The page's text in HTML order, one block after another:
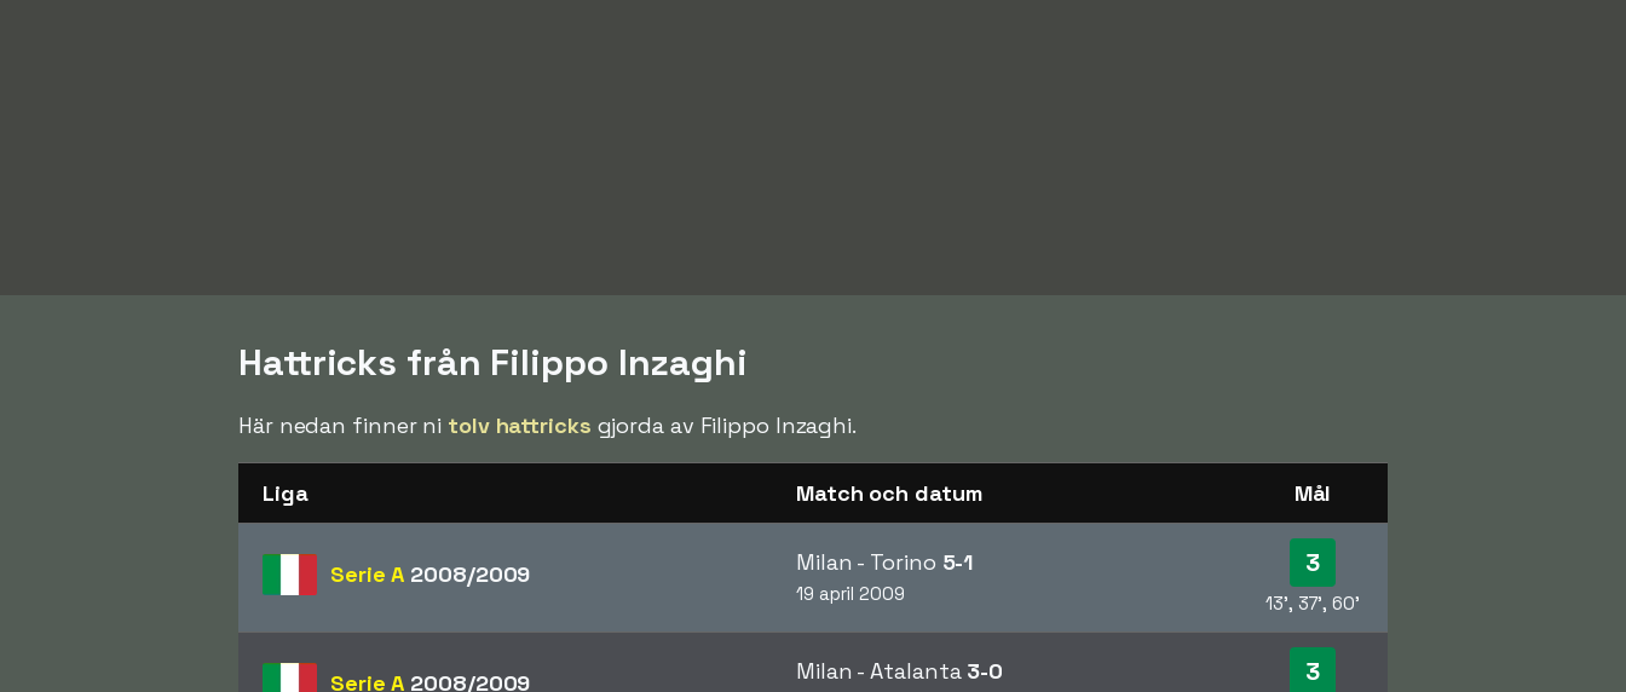
Hattricks från Filippo Inzaghi
Här nedan finner ni tolv hattricks gjorda av Filippo Inzaghi.
Liga Match och datum Mål
Serie A 2008/2009 Milan - Torino 5-1
19 april 2009
3
13', 37', 60'
Serie A 2008/2009 Milan - Atalanta 3-0 3